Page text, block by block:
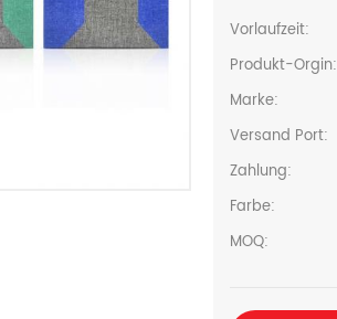
Vorlaufzeit:
Produkt-Orgin:
Marke:
Versand Port:
Zahlung:
Farbe:
MOQ: